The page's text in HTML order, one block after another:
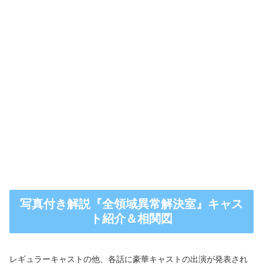
写真付き解説『全領域異常解決室』キャス
ト紹介＆相関図
レギュラーキャストの他、各話に豪華キャストの出演が発表され